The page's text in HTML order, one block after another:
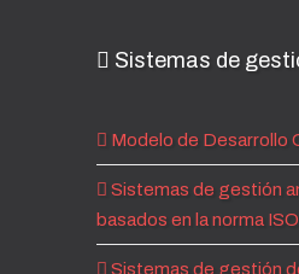
Sistemas de
Modelo de Desarrollo
Sistemas de gestión
basados en la norma
Sistemas de gestión